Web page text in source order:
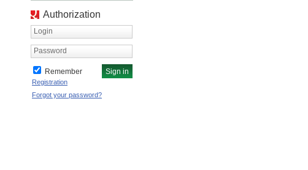
Authorization
Login
Password
Remember
Registration
Forgot your password?